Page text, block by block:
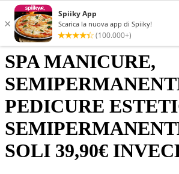
SPA MANICURE,
PEDICURE
SOLI 39,90€